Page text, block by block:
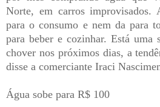
Norte, em carros improvisados.
para o consumo e nem da para
para beber e cozinhar. Está
chover nos próximos dias, a
disse a comerciante Iraci
Água sobe para R$ 100